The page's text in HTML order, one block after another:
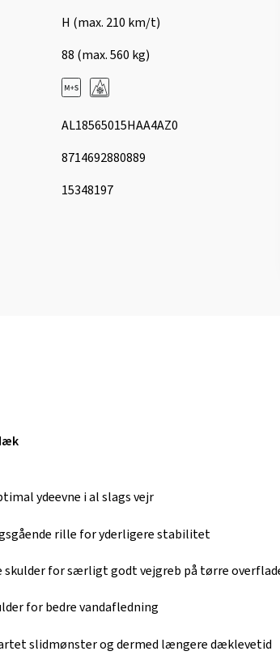
H (max. 210 km/t)
88 (max. 560 kg)
AL18565015HAA4AZ0
8714692880889
15348197
ydeevne i al slags vejr
rille for yderligere stabilitet
for særligt godt vejgreb på tørre
for bedre vandafledning
slidmønster og dermed længere dæklevetid